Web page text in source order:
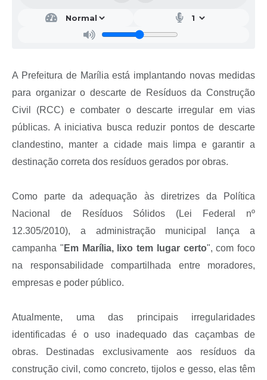
A Prefeitura de Marília está implantando novas medidas
para organizar o descarte de Resíduos da Construção
Civil (RCC) e combater o descarte irregular em vias
públicas. A iniciativa busca reduzir pontos de descarte
clandestino, manter a cidade mais limpa e garantir a
destinação correta dos resíduos gerados por obras.
Como parte da adequação às diretrizes da Política
Nacional de Resíduos Sólidos (Lei Federal nº
12.305/2010), a administração municipal lança a
campanha " Em Marília, lixo tem lugar certo", com foco
na responsabilidade compartilhada entre moradores,
empresas e poder público.
Atualmente, uma das principais irregularidades
identificadas é o uso inadequado das caçambas de
obras. Destinadas exclusivamente aos resíduos da
construção civil, como concreto, tijolos e gesso, elas têm